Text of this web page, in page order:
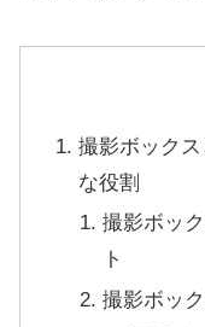
撮影ボック
な役割
撮影ボッ
ト
撮影ボッ